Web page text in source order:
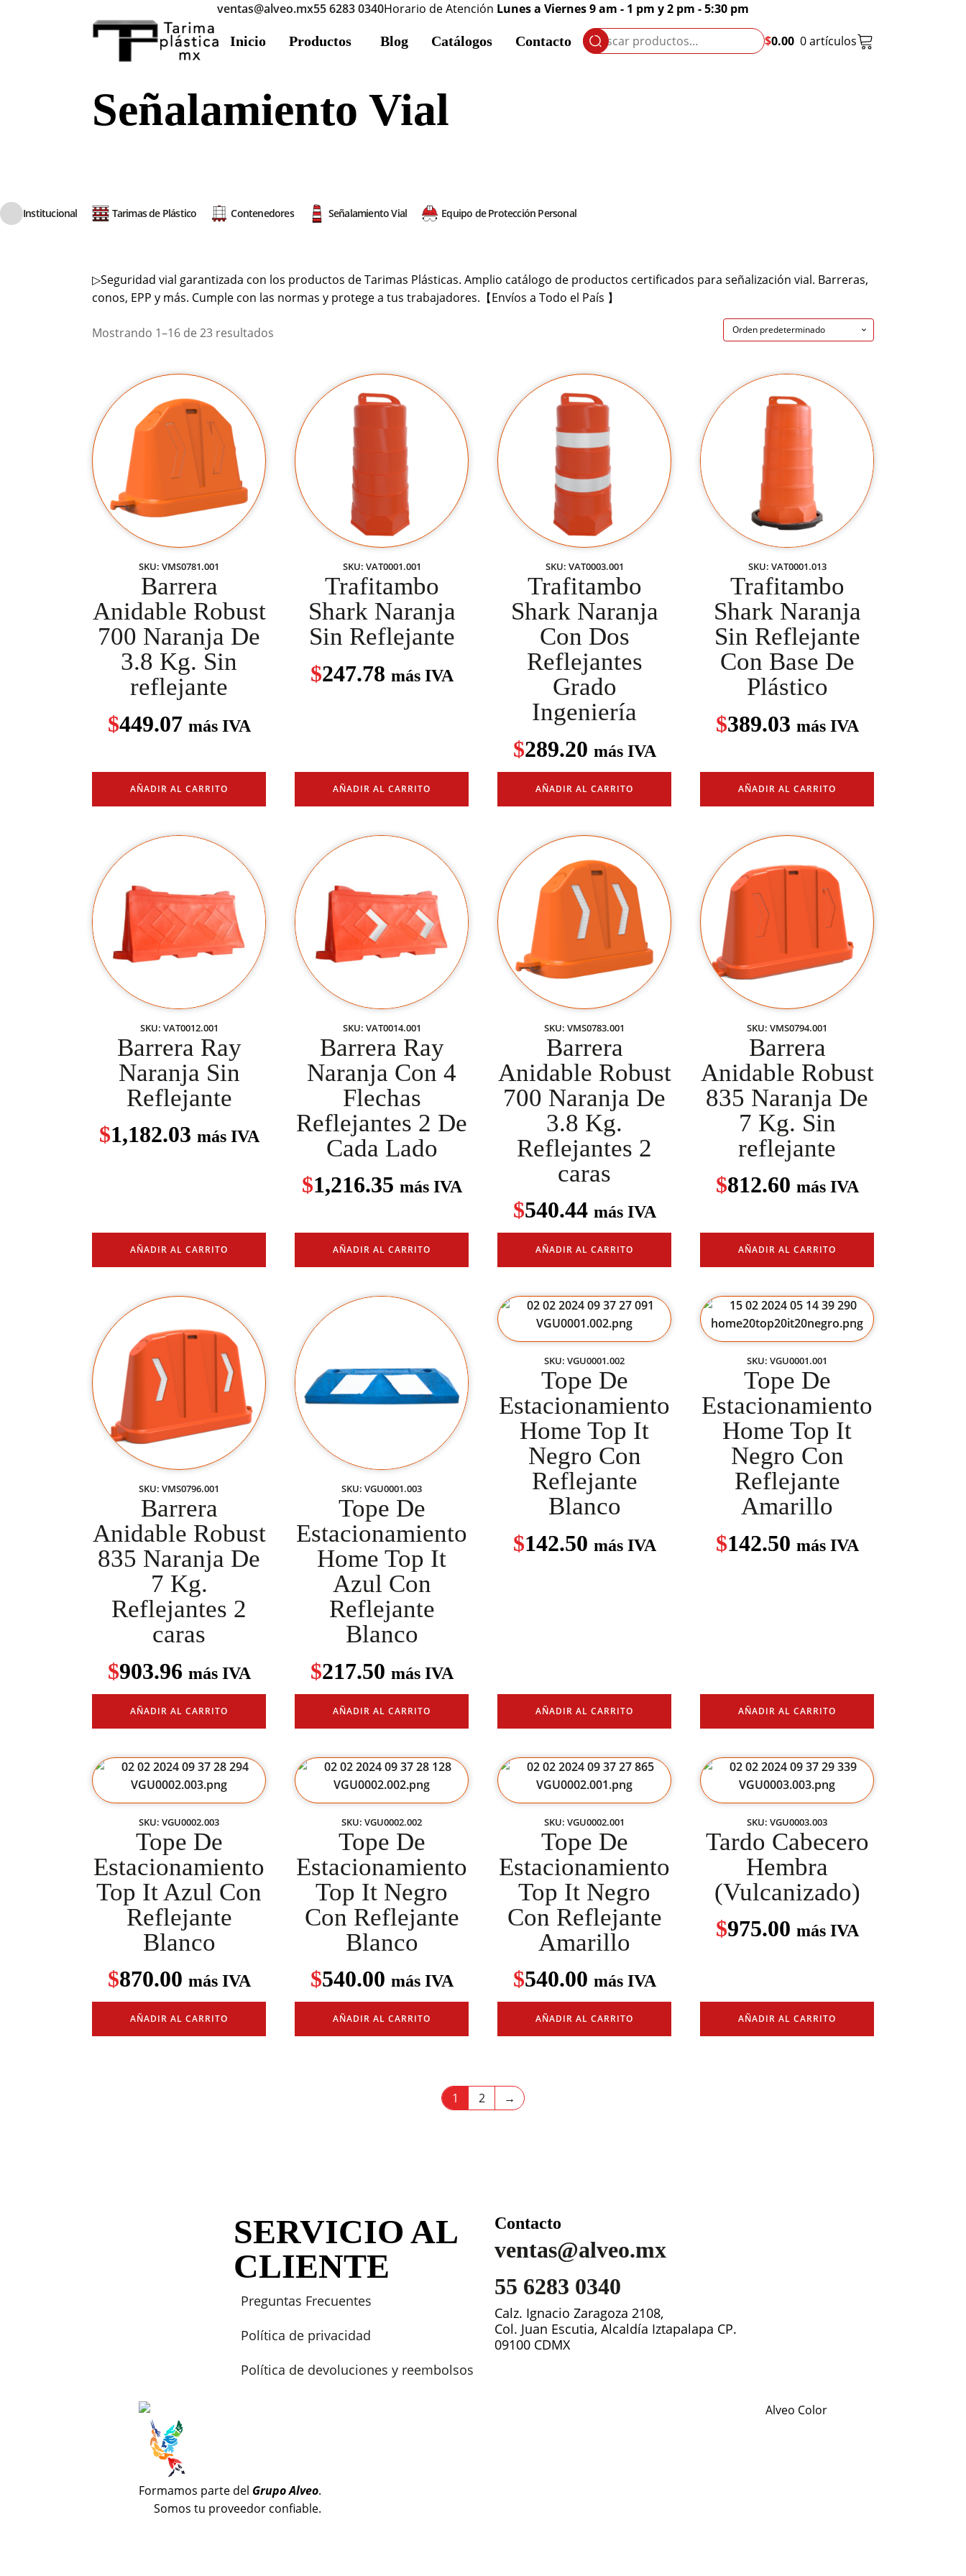
ventas@alveo.mx55 6283 0340Horario de Atención Lunes a Viernes 9 am - 1 pm y 2 pm - 5:30 pm
Inicio Productos Blog Catálogos Contacto
Buscar
por:
$0.00 0 artículos
Señalamiento Vial
Institucional Tarimas de Plástico Contenedores Señalamiento Vial Equipo de Protección Personal
▷Seguridad vial garantizada con los productos de Tarimas Plásticas. Amplio catálogo de productos certificados para señalización vial. Barreras,
conos, EPP y más. Cumple con las normas y protege a tus trabajadores.【Envíos a Todo el País 】
Mostrando 1–16 de 23 resultados
SKU: VMS0781.001
Barrera
Anidable Robust
700 Naranja De
3.8 Kg. Sin
reflejante
$449.07 más IVA
AÑADIR AL CARRITO
SKU: VAT0001.001
Trafitambo
Shark Naranja
Sin Reflejante
$247.78 más IVA
AÑADIR AL CARRITO
SKU: VAT0003.001
Trafitambo
Shark Naranja
Con Dos
Reflejantes
Grado
Ingeniería
$289.20 más IVA
AÑADIR AL CARRITO
SKU: VAT0001.013
Trafitambo
Shark Naranja
Sin Reflejante
Con Base De
Plástico
$389.03 más IVA
AÑADIR AL CARRITO
SKU: VAT0012.001
Barrera Ray
Naranja Sin
Reflejante
$1,182.03 más IVA
AÑADIR AL CARRITO
SKU: VAT0014.001
Barrera Ray
Naranja Con 4
Flechas
Reflejantes 2 De
Cada Lado
$1,216.35 más IVA
AÑADIR AL CARRITO
SKU: VMS0783.001
Barrera
Anidable Robust
700 Naranja De
3.8 Kg.
Reflejantes 2
caras
$540.44 más IVA
AÑADIR AL CARRITO
SKU: VMS0794.001
Barrera
Anidable Robust
835 Naranja De
7 Kg. Sin
reflejante
$812.60 más IVA
AÑADIR AL CARRITO
SKU: VMS0796.001
Barrera
Anidable Robust
835 Naranja De
7 Kg.
Reflejantes 2
caras
$903.96 más IVA
AÑADIR AL CARRITO
SKU: VGU0001.003
Tope De
Estacionamiento
Home Top It
Azul Con
Reflejante
Blanco
$217.50 más IVA
AÑADIR AL CARRITO
SKU: VGU0001.002
Tope De
Estacionamiento
Home Top It
Negro Con
Reflejante
Blanco
$142.50 más IVA
AÑADIR AL CARRITO
SKU: VGU0001.001
Tope De
Estacionamiento
Home Top It
Negro Con
Reflejante
Amarillo
$142.50 más IVA
AÑADIR AL CARRITO
SKU: VGU0002.003
Tope De
Estacionamiento
Top It Azul Con
Reflejante
Blanco
$870.00 más IVA
AÑADIR AL CARRITO
SKU: VGU0002.002
Tope De
Estacionamiento
Top It Negro
Con Reflejante
Blanco
$540.00 más IVA
AÑADIR AL CARRITO
SKU: VGU0002.001
Tope De
Estacionamiento
Top It Negro
Con Reflejante
Amarillo
$540.00 más IVA
AÑADIR AL CARRITO
SKU: VGU0003.003
Tardo Cabecero
Hembra
(Vulcanizado)
$975.00 más IVA
AÑADIR AL CARRITO
1 2 →
SERVICIO AL
CLIENTE
Preguntas Frecuentes
Política de privacidad
Política de devoluciones y reembolsos
Contacto
ventas@alveo.mx
55 6283 0340
Calz. Ignacio Zaragoza 2108,
Col. Juan Escutia, Alcaldía Iztapalapa CP.
09100 CDMX
Formamos parte del Grupo Alveo.
Somos tu proveedor confiable.